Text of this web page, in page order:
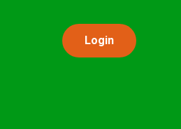
Login